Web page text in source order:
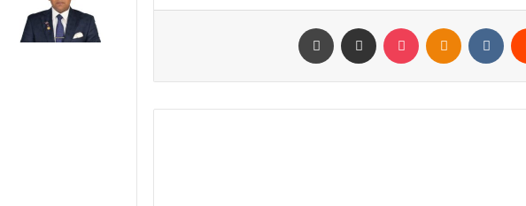
Odnoklassniki
‫Pocket مشاركة عبر البريد